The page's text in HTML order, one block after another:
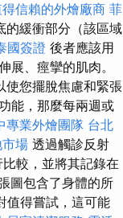
信賴的外燴廠商 菲
的緩衝部分（該區域
國簽證 後者應該用
展、痙攣的肌肉。
使您擺脫焦慮和緊張
能，那麼每兩週或
專業外燴團隊 台北
場 透過觸診反射
較，並將其記錄在
圖包含了身體的所
值得嘗試，這可能